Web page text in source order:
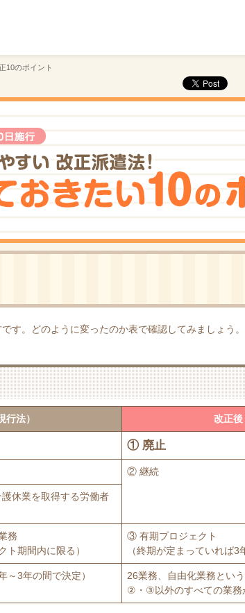
10のポイント
す。どのように変ったのか表で確認してみましょう。
行法） 改正後
① 廃止
② 継続
休業を取得する労働者
務
ト期間内に限る）
③ 有期プロジェクト
（終期が定まっていれば3
～3年の間で決定）
26業務、自由化業務とい
②・③以外のすべての業務